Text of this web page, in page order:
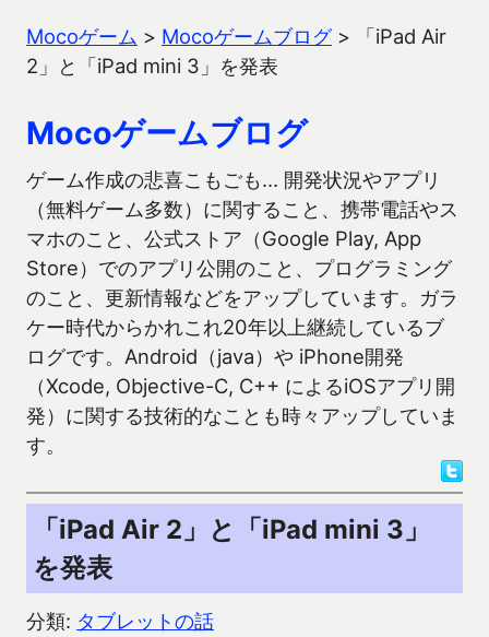
Mocoゲーム > Mocoゲームブログ>
「iPad Air
2」と「iPad mini 3」を発表
Mocoゲームブログ
ゲーム作成の悲喜こもごも… 開発状況やアプリ
（無料ゲーム多数）に関すること、携帯電話やス
マホのこと、公式ストア（Google Play, App
Store）でのアプリ公開のこと、プログラミング
のこと、更新情報などをアップしています。ガラ
ケー時代からかれこれ20年以上継続しているブ
ログです。Android（java）や iPhone開発
（Xcode, Objective-C, C++ によるiOSアプリ開
発）に関する技術的なことも時々アップしていま
す。
「iPad Air 2」と「iPad mini 3」
を発表
分類: タブレットの話